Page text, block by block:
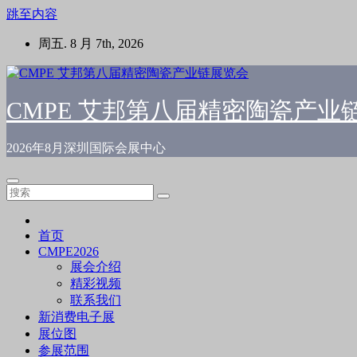
跳至内容
周五. 8 月 7th, 2026
CMPE 艾邦第八届精密陶瓷产业
2026年8月深圳国际会展中心
首页
CMPE2026
展会介绍
精彩视频
联系我们
新消费电子展
展位图
参展范围